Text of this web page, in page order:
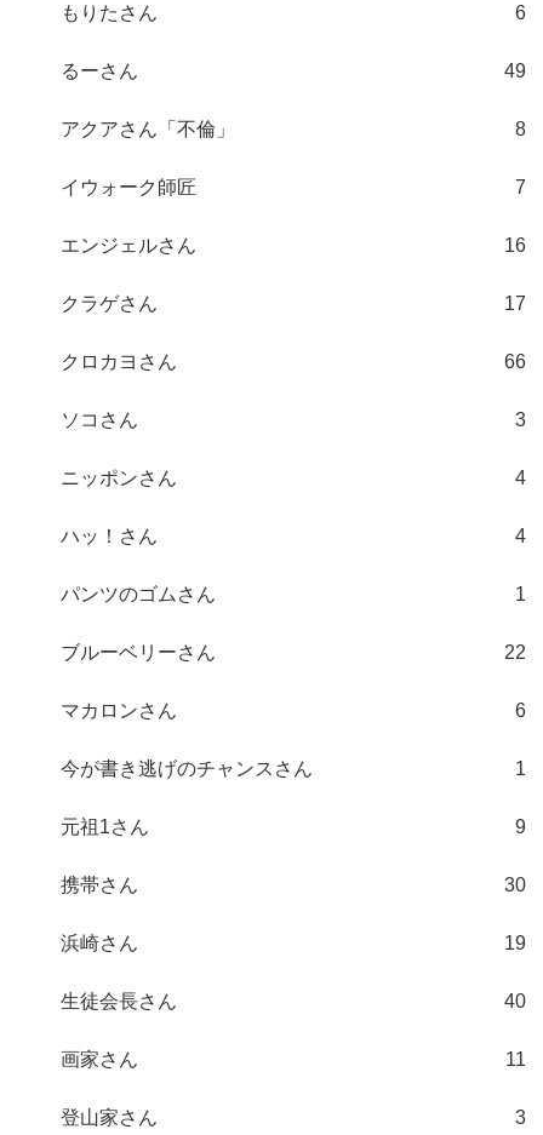
もりたさん 6
るーさん 49
アクアさん「不倫」 8
イウォーク師匠 7
エンジェルさん 16
クラゲさん 17
クロカヨさん 66
ソコさん 3
ニッポンさん 4
ハッ！さん 4
パンツのゴムさん 1
ブルーベリーさん 22
マカロンさん 6
今が書き逃げのチャンスさん 1
元祖1さん 9
携帯さん 30
浜崎さん 19
生徒会長さん 40
画家さん 11
登山家さん 3